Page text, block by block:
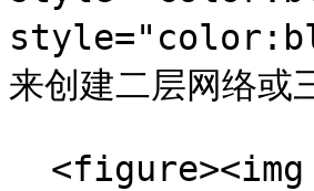
来创建二层网络